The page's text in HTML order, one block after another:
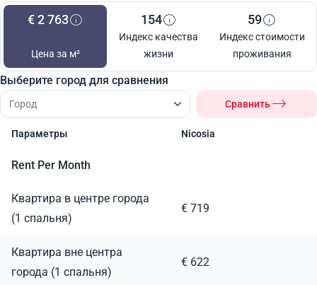
€ 2 763
Цена за м²
154
Индекс качества
жизни
59
Индекс стоимости
проживания
Выберите город для сравнения
Сравнить
Параметры Nicosia
Rent Per Month
Квартира в центре города
(1 спальня)
€ 719
Квартира вне центра
города (1 спальня)
€ 622